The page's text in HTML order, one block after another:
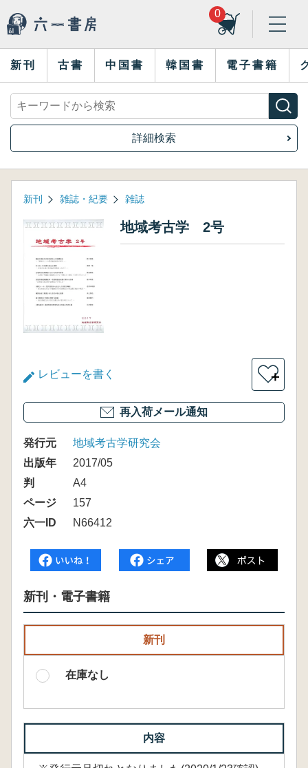
0
新刊 古書 中国書 韓国書 電子書籍
詳細検索
新刊 雑誌・紀要 雑誌
地域考古学 2号
レビューを書く ＋
再入荷メール通知
発行元
地域考古学研究会
出版年
2017/05
判
A4
ページ
157
六一ID
N66412
新刊・電子書籍
新刊
在庫なし
内容